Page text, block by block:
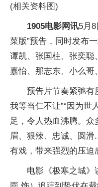
(相关资料图)
1905电影网讯5月
菜版”预告，同时发布
谭凯、张国柱、张奕
嘉怡、那志东、小么哥
预告片节奏紧弛有
我等当仁不让”“因为世
足，令人热血沸腾。众
眉、狠辣、忠诚、圆
有戏，带来强烈的压迫
电影《极寒之城》